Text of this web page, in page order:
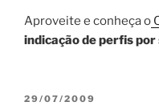
Aproveite e conheça o
indicação de perfis
PUBLICADO
29/07/2009